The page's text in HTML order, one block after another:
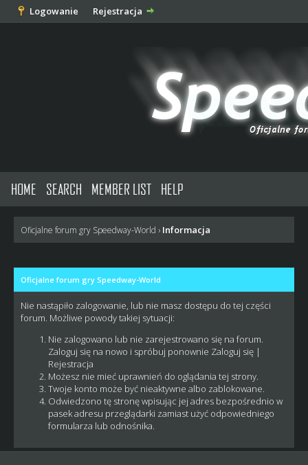
Logowanie Rejestracja
HOME SEARCH MEMBER LIST HELP
Oficjalne forum gry Speedway-World › Informacja
Oficjalne forum gry Speedway-World
Nie nastąpiło zalogowanie, lub nie masz dostępu do tej części
forum. Możliwe powody takiej sytuacji:
Nie zalogowano lub nie zarejestrowano się na forum.
Zaloguj się na nowo i spróbuj ponownie Zaloguj się|
Rejestracja
Możesz nie mieć uprawnień do oglądania tej strony.
Twoje konto może być nieaktywne albo zablokowane.
Odwiedzono tę stronę wpisując jej adres bezpośrednio w
pasek adresu przeglądarki zamiast użyć odpowiedniego
formularza lub odnośnika.